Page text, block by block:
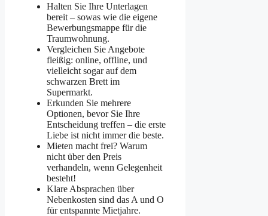
Halten Sie Ihre Unterlagen
bereit – sowas wie die eigene
Bewerbungsmappe für die
Traumwohnung.
Vergleichen Sie Angebote
fleißig: online, offline, und
vielleicht sogar auf dem
schwarzen Brett im
Supermarkt.
Erkunden Sie mehrere
Optionen, bevor Sie Ihre
Entscheidung treffen – die erste
Liebe ist nicht immer die beste.
Mieten macht frei? Warum
nicht über den Preis
verhandeln, wenn Gelegenheit
besteht!
Klare Absprachen über
Nebenkosten sind das A und O
für entspannte Mietjahre.